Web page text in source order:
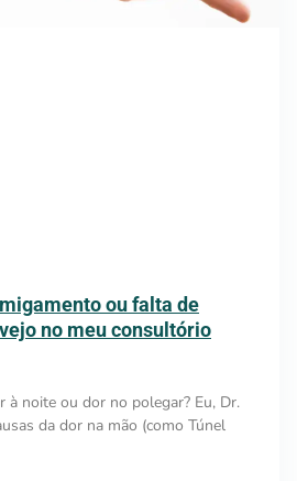
ou falta de
no meu consultório
à noite ou dor no polegar? Eu, Dr.
da dor na mão (como Túnel